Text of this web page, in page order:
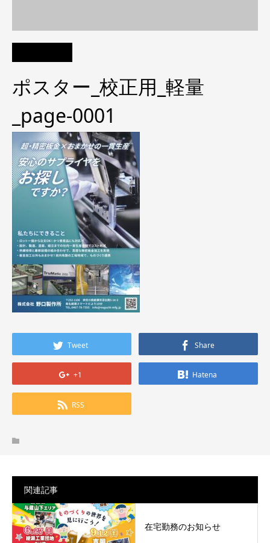
ポスター_校正用_軽量
_page-0001
Tweet Share
+1 Hatena
RSS
関連記事
在宅勤務のお知らせ